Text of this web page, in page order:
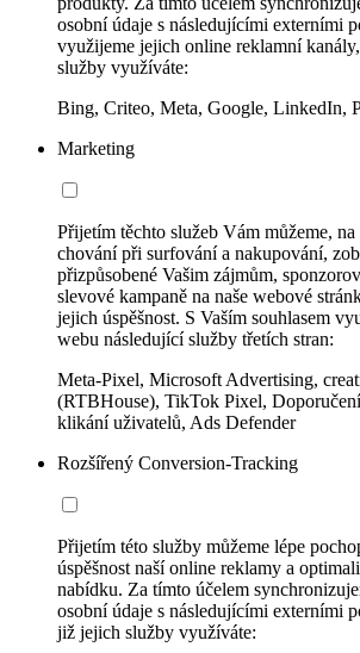
osobní údaje s následujícími externími
využijeme jejich online reklamní
služby využíváte:
Bing, Criteo, Meta, Google, LinkedIn,
Marketing
Přijetím těchto služeb Vám můžeme, na
chování při surfování a nakupování,
přizpůsobené Vašim zájmům,
slevové kampaně na naše webové
jejich úspěšnost. S Vaším souhlasem
webu následující služby třetích stran:
Meta-Pixel, Microsoft Advertising,
(RTBHouse), TikTok Pixel,
klikání uživatelů, Ads Defender
Rozšířený Conversion-Tracking
Přijetím této služby můžeme lépe
úspěšnost naší online reklamy a
nabídku. Za tímto účelem
osobní údaje s následujícími externími
již jejich služby využíváte: